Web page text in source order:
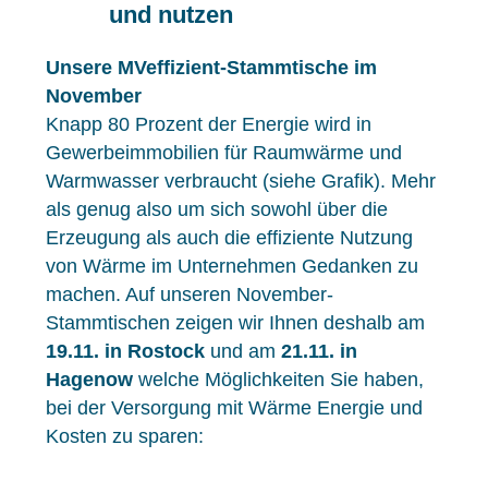
und nutzen
Unsere MVeffizient-Stammtische im
November
Knapp 80 Prozent der Energie wird in
Gewerbeimmobilien für Raumwärme und
Warmwasser verbraucht (siehe Grafik). Mehr
als genug also um sich sowohl über die
Erzeugung als auch die effiziente Nutzung
von Wärme im Unternehmen Gedanken zu
machen. Auf unseren November-
Stammtischen zeigen wir Ihnen deshalb am
19.11. in Rostock und am 21.11. in
Hagenow welche Möglichkeiten Sie haben,
bei der Versorgung mit Wärme Energie und
Kosten zu sparen: